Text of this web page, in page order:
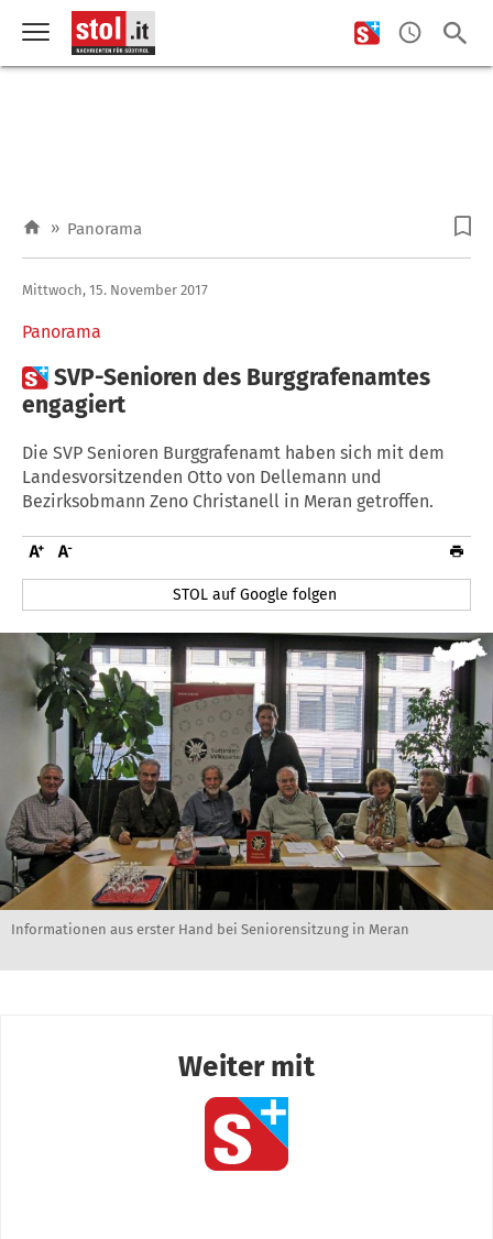
» Panorama
Panorama
Mittwoch, 15. November 2017
SVP-Senioren des Burggrafenamtes
engagiert
Die SVP Senioren Burggrafenamt haben sich mit dem
Landesvorsitzenden Otto von Dellemann und
Bezirksobmann Zeno Christanell in Meran getroffen.
STOL auf Google folgen
Informationen aus erster Hand bei Seniorensitzung in Meran